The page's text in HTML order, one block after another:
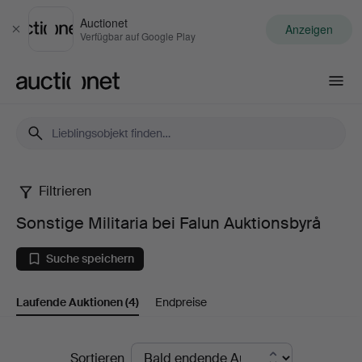
Schließen
Auctionet
Verfügbar auf Google Play Anzeigen
Sonstige
Militaria
bei
Falun
Filtrieren
Sonstige Militaria bei Falun Auktionsbyrå
Suche speichern
Laufende Auktionen(4) Endpreise
LaufendeSortieren